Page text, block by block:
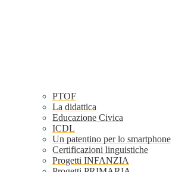
PTOF
La didattica
Educazione Civica
ICDL
Un patentino per lo smartphone
Certificazioni linguistiche
Progetti INFANZIA